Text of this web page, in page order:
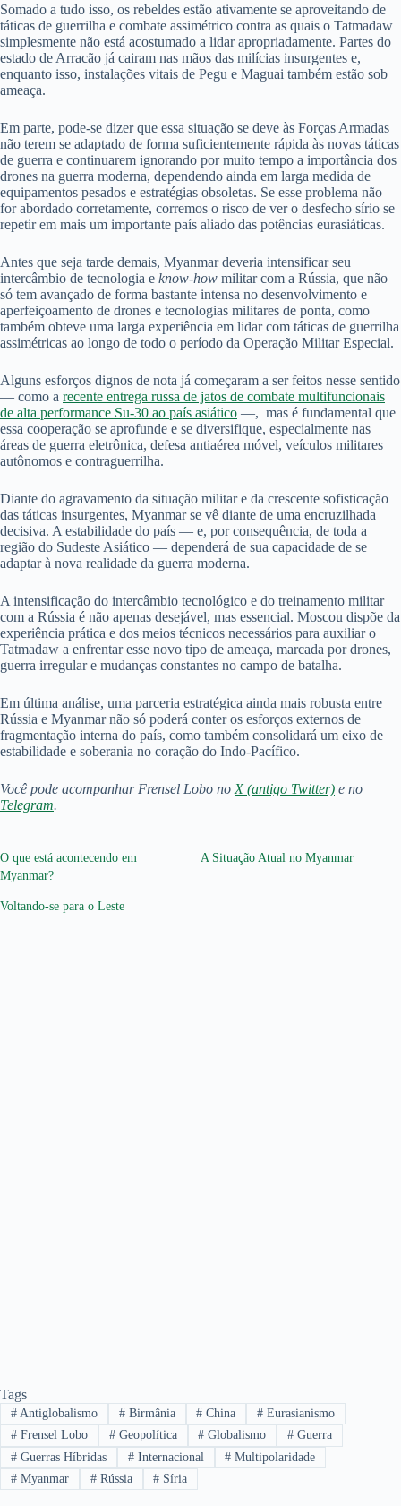
Somado a tudo isso, os rebeldes estão ativamente se aproveitando de
táticas de guerrilha e combate assimétrico contra as quais o Tatmadaw
simplesmente não está acostumado a lidar apropriadamente. Partes do
estado de Arracão já cairam nas mãos das milícias insurgentes e,
enquanto isso, instalações vitais de Pegu e Maguai também estão sob
ameaça.
Em parte, pode-se dizer que essa situação se deve às Forças Armadas
não terem se adaptado de forma suficientemente rápida às novas táticas
de guerra e continuarem ignorando por muito tempo a importância dos
drones na guerra moderna, dependendo ainda em larga medida de
equipamentos pesados e estratégias obsoletas. Se esse problema não
for abordado corretamente, corremos o risco de ver o desfecho sírio se
repetir em mais um importante país aliado das potências eurasiáticas.
Antes que seja tarde demais, Myanmar deveria intensificar seu
intercâmbio de tecnologia e know-how militar com a Rússia, que não
só tem avançado de forma bastante intensa no desenvolvimento e
aperfeiçoamento de drones e tecnologias militares de ponta, como
também obteve uma larga experiência em lidar com táticas de guerrilha
assimétricas ao longo de todo o período da Operação Militar Especial.
Alguns esforços dignos de nota já começaram a ser feitos nesse sentido
— como a recente entrega russa de jatos de combate multifuncionais
de alta performance Su-30 ao país asiático —, mas é fundamental que
essa cooperação se aprofunde e se diversifique, especialmente nas
áreas de guerra eletrônica, defesa antiaérea móvel, veículos militares
autônomos e contraguerrilha.
Diante do agravamento da situação militar e da crescente sofisticação
das táticas insurgentes, Myanmar se vê diante de uma encruzilhada
decisiva. A estabilidade do país — e, por consequência, de toda a
região do Sudeste Asiático — dependerá de sua capacidade de se
adaptar à nova realidade da guerra moderna.
A intensificação do intercâmbio tecnológico e do treinamento militar
com a Rússia é não apenas desejável, mas essencial. Moscou dispõe da
experiência prática e dos meios técnicos necessários para auxiliar o
Tatmadaw a enfrentar esse novo tipo de ameaça, marcada por drones,
guerra irregular e mudanças constantes no campo de batalha.
Em última análise, uma parceria estratégica ainda mais robusta entre
Rússia e Myanmar não só poderá conter os esforços externos de
fragmentação interna do país, como também consolidará um eixo de
estabilidade e soberania no coração do Indo-Pacífico.
Você pode acompanhar Frensel Lobo no X (antigo Twitter) e no
Telegram.
O que está acontecendo em
Myanmar?
A Situação Atual no Myanmar
Voltando-se para o Leste
Tags
#Antiglobalismo #Birmânia # China # Eurasianismo
#Frensel Lobo #Geopolítica # Globalismo # Guerra
#Guerras Híbridas #Internacional # Multipolaridade
#Myanmar #Rússia # Síria